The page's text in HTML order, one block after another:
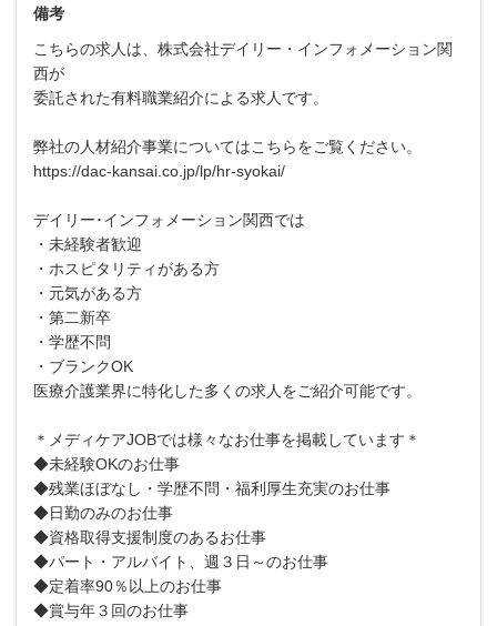
備考
こちらの求人は、株式会社デイリー・インフォメーション関
西が
委託された有料職業紹介による求人です。
弊社の人材紹介事業についてはこちらをご覧ください。
https://dac-kansai.co.jp/lp/hr-syokai/
デイリー･インフォメーション関西では
・未経験者歓迎
・ホスピタリティがある方
・元気がある方
・第二新卒
・学歴不問
・ブランクOK
医療介護業界に特化した多くの求人をご紹介可能です。
＊メディケアJOBでは様々なお仕事を掲載しています＊
◆未経験OKのお仕事
◆残業ほぼなし・学歴不問・福利厚生充実のお仕事
◆日勤のみのお仕事
◆資格取得支援制度のあるお仕事
◆パート・アルバイト、週３日～のお仕事
◆定着率90％以上のお仕事
◆賞与年３回のお仕事